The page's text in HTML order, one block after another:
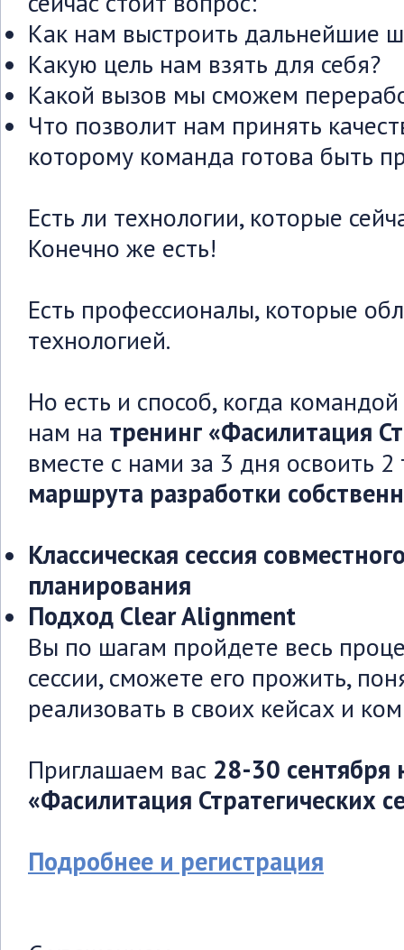
Как нам выстроить дальнейшие
Какую цель нам взять для себя?
Какой вызов мы сможем
Что позволит нам принять
которому команда готова быть
Есть ли технологии, которые
Конечно же есть!
Есть профессионалы, которые
технологией.
Но есть и способ, когда
нам на тренинг «Фасилитация
вместе с нами за 3 дня освоить
маршрута разработки
Классическая сессия
планирования
Подход Clear Alignment
Вы по шагам пройдете весь
сессии, сможете его прожить,
реализовать в своих кейсах и
Приглашаем вас 28-30 сентября
«Фасилитация Стратегических
Подробнее и регистрация